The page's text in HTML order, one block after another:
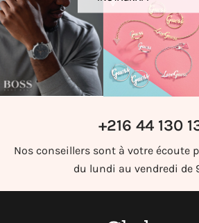
+216 44 130
Nos conseillers sont à votre écoute
du lundi au vendredi de